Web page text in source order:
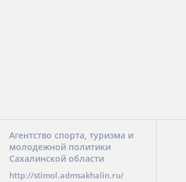
Агентство спорта, туризма и
молодежной политики
Сахалинской области
http://stimol.admsakhalin.ru/